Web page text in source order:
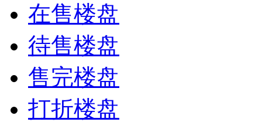
在售楼盘
待售楼盘
售完楼盘
打折楼盘